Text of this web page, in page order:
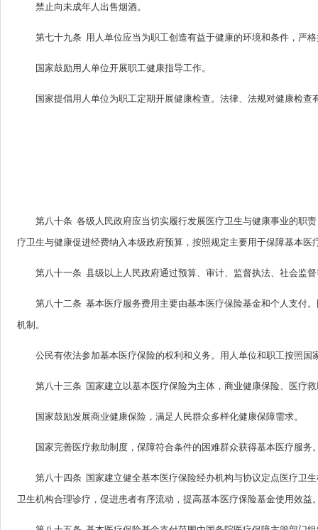
禁止向未成年人出售烟酒。
第七十九条 用人单位应当为职工创造有益于健康的环境和条件，严
国家鼓励用人单位开展职工健康指导工作。
国家提倡用人单位为职工定期开展健康检查。法律、法规对健康检查
第八十条 各级人民政府应当切实履行发展医疗卫生与健康事业的职
疗卫生与健康促进经费纳入本级政府预算，按照规定主要用于保障基本
第八十一条 县级以上人民政府通过预算、审计、监督执法、社会监
第八十二条 基本医疗服务费用主要由基本医疗保险基金和个人支付
机制。
公民有依法参加基本医疗保险的权利和义务。用人单位和职工按照
第八十三条 国家建立以基本医疗保险为主体，商业健康保险、医疗
国家鼓励发展商业健康保险，满足人民群众多样化健康保障需求。
国家完善医疗救助制度，保障符合条件的困难群众获得基本医疗服务
第八十四条 国家建立健全基本医疗保险经办机构与协议定点医疗卫
卫生机构合理诊疗，促进患者有序流动，提高基本医疗保险基金使用效益